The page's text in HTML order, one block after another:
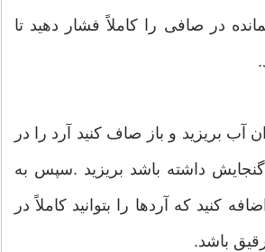
در صافی را كاملاً فشار دهید تا
ها را در 4 لیوان آب بریزید و باز صاف كنید آرد را در
داشته باشد بریزید .سپس به
كنید كه آردها را بتوانید كاملاً در
باشد.